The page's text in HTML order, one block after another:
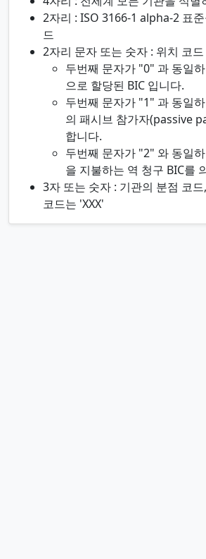
2자리 : ISO 3166-1 alpha-2 표
드
2자리 문자 또는 숫자 : 위치 코드
두번째 문자가 "0" 과 동일
으로 할당된 BIC 입니다.
두번째 문자가 "1" 과 동일
의 패시브 참가자(passive
합니다.
두번째 문자가 "2" 와 동일
을 지불하는 역 청구 BIC를
3자 또는 숫자 : 기관의 분점 코
코드는 'XXX'